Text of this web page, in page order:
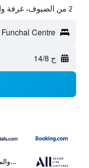
2 من الضيوف، غرفة واحدة
Funchal Centre - فونشال، البرتغال
ج 14/8